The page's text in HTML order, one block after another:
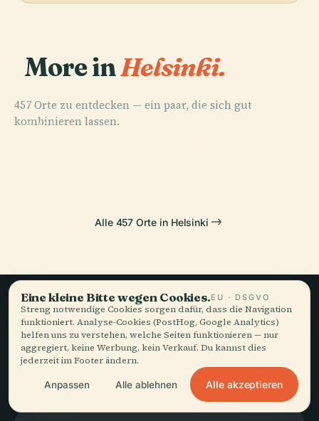
More inHelsinki.
457 Orte zu entdecken — ein paar, die sich gut
kombinieren lassen.
PLACE
PLACE
PLACE
Alle 457 Orte in Helsinki
Langsames Reisen,
gut erzählt.
BLEIBEN SIE AUF DEM LAUFENDEN
Eine kleine Bitte wegen Cookies.EU · DSGVO
Streng notwendige Cookies sorgen dafür, dass die Navigation
funktioniert. Analyse-Cookies (PostHog, Google Analytics)
helfen uns zu verstehen, welche Seiten funktionieren — nur
aggregiert, keine Werbung, kein Verkauf. Du kannst dies
jederzeit im Footer ändern.
Anpassen Alle ablehnen Alle akzeptieren